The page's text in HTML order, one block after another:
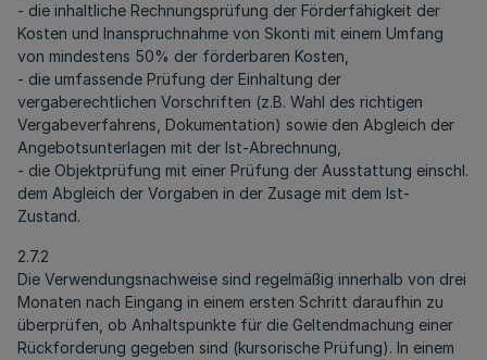
- die inhaltliche Rechnungsprüfung der Förderfähigkeit der
Kosten und Inanspruchnahme von Skonti mit einem Umfang
von mindestens 50% der förderbaren Kosten,
- die umfassende Prüfung der Einhaltung der
vergaberechtlichen Vorschriften (z.B. Wahl des richtigen
Vergabeverfahrens, Dokumentation) sowie den Abgleich der
Angebotsunterlagen mit der Ist-Abrechnung,
- die Objektprüfung mit einer Prüfung der Ausstattung einschl.
dem Abgleich der Vorgaben in der Zusage mit dem Ist-
Zustand.
2.7.2
Die Verwendungsnachweise sind regelmäßig innerhalb von drei
Monaten nach Eingang in einem ersten Schritt daraufhin zu
überprüfen, ob Anhaltspunkte für die Geltendmachung einer
Rückforderung gegeben sind (kursorische Prüfung). In einem